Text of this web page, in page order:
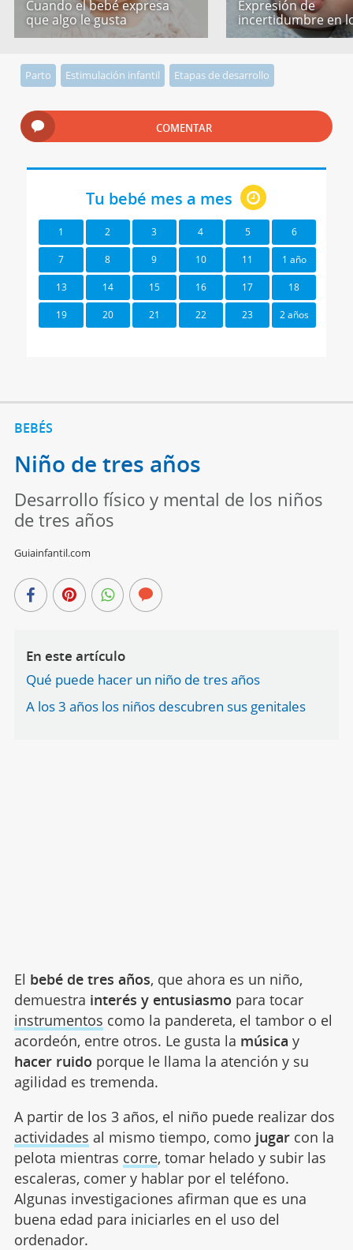
Cuando el bebé expresa
que algo le gusta
Expresión de
incertidumbre en
Parto Estimulación infantil Etapas de desarrollo
COMENTAR
Tu bebé mes a mes
1 2 3 4 5 6
7 8 9 10 11 1 año
13 14 15 16 17 18
19 20 21 22 23 2 años
BEBÉS
Niño de tres años
Desarrollo físico y mental de los niños
de tres años
Guiainfantil.com
En este artículo
Qué puede hacer un niño de tres años
A los 3 años los niños descubren sus genitales
El bebé de tres años, que ahora es un niño,
demuestra interés y entusiasmo para tocar
instrumentos como la pandereta, el tambor o el
acordeón, entre otros. Le gusta la música y
hacer ruido porque le llama la atención y su
agilidad es tremenda.
A partir de los 3 años, el niño puede realizar dos
actividades al mismo tiempo, como jugarcon la
pelota mientras corre, tomar helado y subir las
escaleras, comer y hablar por el teléfono.
Algunas investigaciones afirman que es una
buena edad para iniciarles en el uso del
ordenador.